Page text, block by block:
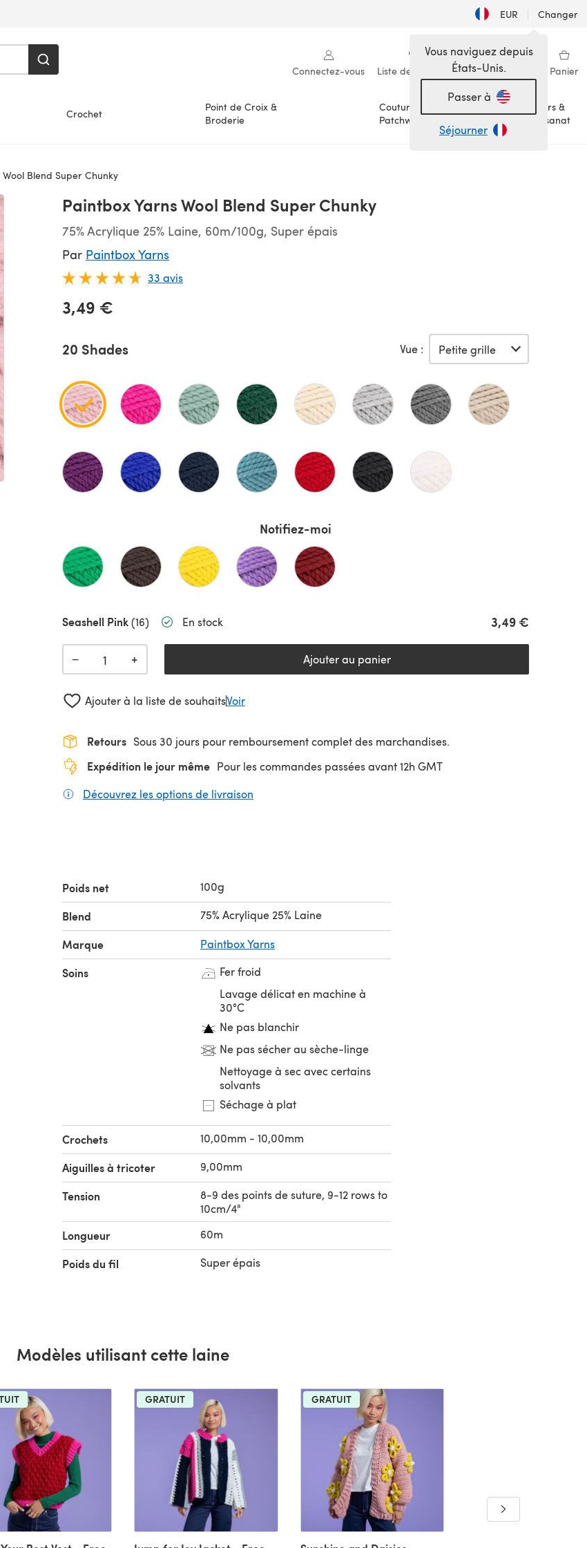
EUR | Changer
Connectez-vous Liste de souhaits Ma bibliothèque Panier
Crochet
Point de Croix &
Broderie
Couture &
Patchwork
Loisirs &
Artisanat
Vous naviguez depuis
États-Unis.
Passer à
Séjourner
Blend Super Chunky
Paintbox Yarns Wool Blend Super Chunky
75% Acrylique 25% Laine, 60m/100g, Super épais
Par Paintbox Yarns
33 avis
3,49 €
20 Shades Vue :
Notifiez-moi
Seashell Pink(16) En stock 3,49 €
− + Ajouter au panier
Ajouter à la liste de souhaitsVoir
Retours Sous 30 jours pour remboursement complet des marchandises.
Expédition le jour même Pour les commandes passées avant 12h GMT
Découvrez les options de livraison
Poids net 100g
Blend 75% Acrylique 25% Laine
Marque Paintbox Yarns
Soins
Fer froid
Lavage délicat en machine à
30°C
Ne pas blanchir
Ne pas sécher au sèche-linge
Nettoyage à sec avec certains
solvants
Séchage à plat
Crochets 10,00mm - 10,00mm
Aiguilles à tricoter 9,00mm
Tension
8-9 des points de suture, 9-12 rows to
10cm/4"
Longueur 60m
Poids du fil Super épais
Modèles utilisant cette laine
GRATUIT GRATUIT